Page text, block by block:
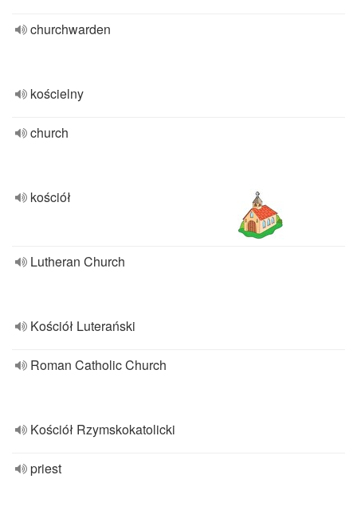
churchwarden
kościelny
church
kościół
Lutheran Church
Kościół Luterański
Roman Catholic Church
Kościół Rzymskokatolicki
priest